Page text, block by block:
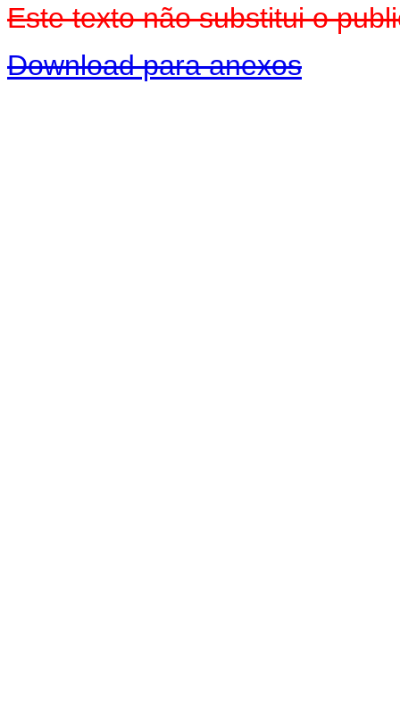
Este texto não substitui o
Download para anexos